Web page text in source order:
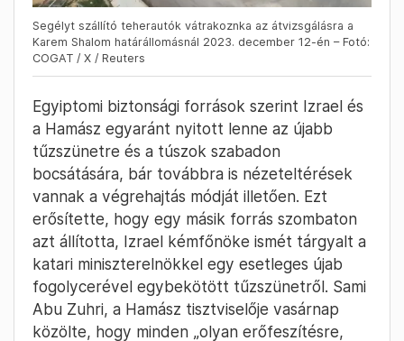
Segélyt szállító teherautók vátrakoznka az átvizsgálásra a
Karem Shalom határállomásnál 2023. december 12-én – Fotó:
COGAT / X / Reuters
Egyiptomi biztonsági források szerint Izrael és
a Hamász egyaránt nyitott lenne az újabb
tűzszünetre és a túszok szabadon
bocsátására, bár továbbra is nézeteltérések
vannak a végrehajtás módját illetően. Ezt
erősítette, hogy egy másik forrás szombaton
azt állította, Izrael kémfőnöke ismét tárgyalt a
katari miniszterelnökkel egy esetleges újab
fogolycerével egybekötött tűzszünetről. Sami
Abu Zuhri, a Hamász tisztviselője vasárnap
közölte, hogy minden „olyan erőfeszítésre,